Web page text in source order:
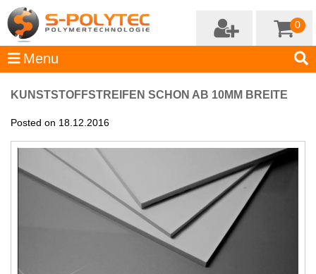
0
KUNSTSTOFFSTREIFEN SCHON AB 10MM BREITE
Posted on 18.12.2016